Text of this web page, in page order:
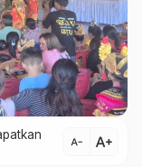
text_decrease text_increase